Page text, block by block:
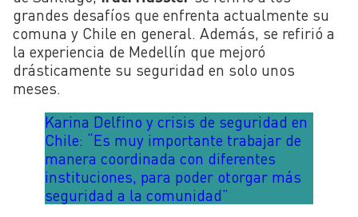
grandes desafíos que enfrenta actualmente su
comuna y Chile en general. Además, se refirió a
la experiencia de Medellín que mejoró
drásticamente su seguridad en solo unos
meses.
Karina Delfino y crisis de seguridad en
Chile: “Es muy importante trabajar de
manera coordinada con diferentes
instituciones, para poder otorgar más
seguridad a la comunidad”